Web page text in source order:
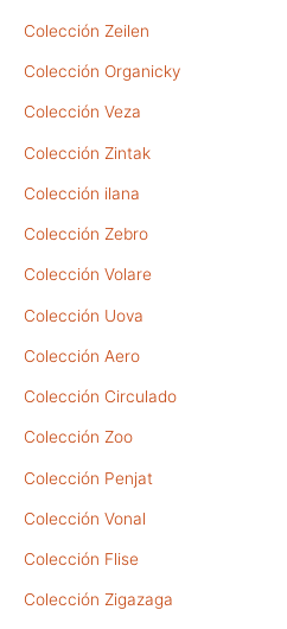
Colección Zeilen
Colección Organicky
Colección Veza
Colección Zintak
Colección ilana
Colección Zebro
Colección Volare
Colección Uova
Colección Aero
Colección Circulado
Colección Zoo
Colección Penjat
Colección Vonal
Colección Flise
Colección Zigazaga